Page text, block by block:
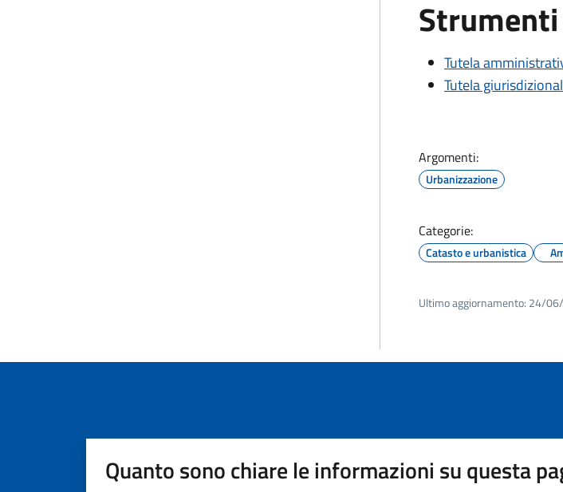
Tutela
Tutela
Argomenti:
Urbanizzazione
Categorie:
Catasto e urbanistica
Ultimo aggiornamento: 24/
Quanto sono chiare le informazioni su questa